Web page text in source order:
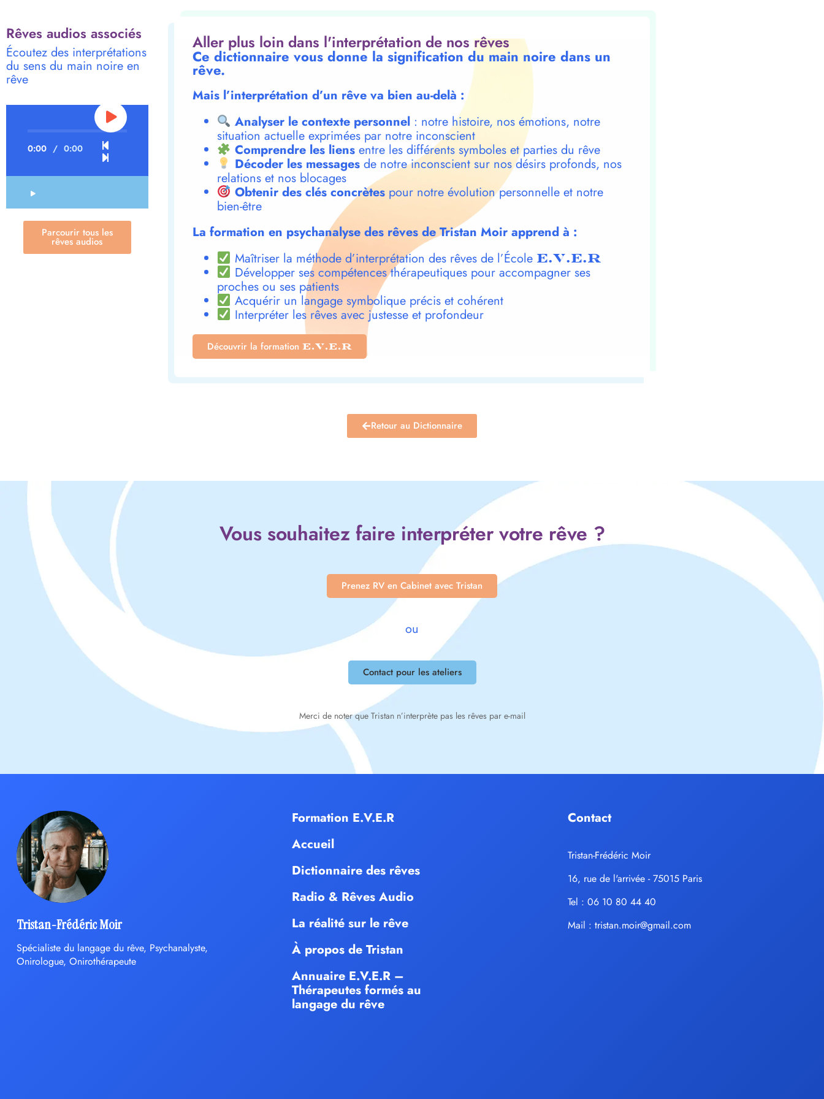
Rêves audios associés
Écoutez des interprétations
du sens du main noire en
rêve
0:00 / 0:00
Parcourir tous les
rêves audios
Aller plus loin dans l'interprétation de nos rêves
Ce dictionnaire vous donne la signification du main noire dans un
rêve.
Mais l’interprétation d’un rêve va bien au-delà :
Analyser le contexte personnel: notre histoire, nos émotions, notre
situation actuelle exprimées par notre inconscient
Comprendre les liensentre les différents symboles et parties du rêve
Décoder les messagesde notre inconscient sur nos désirs profonds, nos
relations et nos blocages
Obtenir des clés concrètespour notre évolution personnelle et notre
bien-être
La formation en psychanalyse des rêves de Tristan Moir apprend à :
Maîtriser la méthode d’interprétation des rêves de l’École E.V.E.R
Développer ses compétences thérapeutiques pour accompagner ses
proches ou ses patients
Acquérir un langage symbolique précis et cohérent
Interpréter les rêves avec justesse et profondeur
Découvrir la formation E.V.E.R
Retour au Dictionnaire
Vous souhaitez faire interpréter votre rêve ?
Prenez RV en Cabinet avec Tristan
ou
Contact pour les ateliers
Merci de noter que Tristan n’interprète pas les rêves par e-mail
Tristan-Frédéric Moir
Spécialiste du langage du rêve, Psychanalyste,
Onirologue, Onirothérapeute
Formation E.V.E.R
Accueil
Dictionnaire des rêves
Radio & Rêves Audio
La réalité sur le rêve
À propos de Tristan
Annuaire E.V.E.R –
Thérapeutes formés au
langage du rêve
Contact
Tristan-Frédéric Moir
16, rue de l'arrivée - 75015 Paris
Tel : 06 10 80 44 40
Mail :tristan.moir@gmail.com